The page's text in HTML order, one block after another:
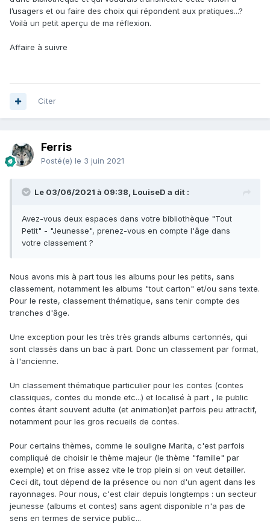
l’usagers et ou faire des choix qui répondent aux pratiques...?
Voilà un petit aperçu de ma réflexion.
Affaire à suivre
Citer
Ferris
Posté(e) le 3 juin 2021
Le 03/06/2021 à 09:38, LouiseD a dit :
Avez-vous deux espaces dans votre bibliothèque "Tout
Petit" - "Jeunesse", prenez-vous en compte l'âge dans
votre classement ?
Nous avons mis à part tous les albums pour les petits, sans
classement, notamment les albums "tout carton" et/ou sans texte.
Pour le reste, classement thématique, sans tenir compte des
tranches d'âge.
Une exception pour les très très grands albums cartonnés, qui
sont classés dans un bac à part. Donc un classement par format,
à l'ancienne.
Un classement thématique particulier pour les contes (contes
classiques, contes du monde etc...) et localisé à part , le public
contes étant souvent adulte (et animation)et parfois peu attractif,
notamment pour les gros recueils de contes.
Pour certains thèmes, comme le souligne Marita, c'est parfois
compliqué de choisir le thème majeur (le thème "famille" par
exemple) et on frise assez vite le trop plein si on veut detailler.
Ceci dit, tout dépend de la présence ou non d'un agent dans les
rayonnages. Pour nous, c'est clair depuis longtemps : un secteur
jeunesse (albums et contes) sans agent disponible n'a pas de
sens en termes de service public...